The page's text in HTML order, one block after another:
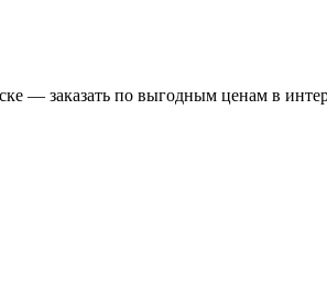
— заказать по выгодным ценам в